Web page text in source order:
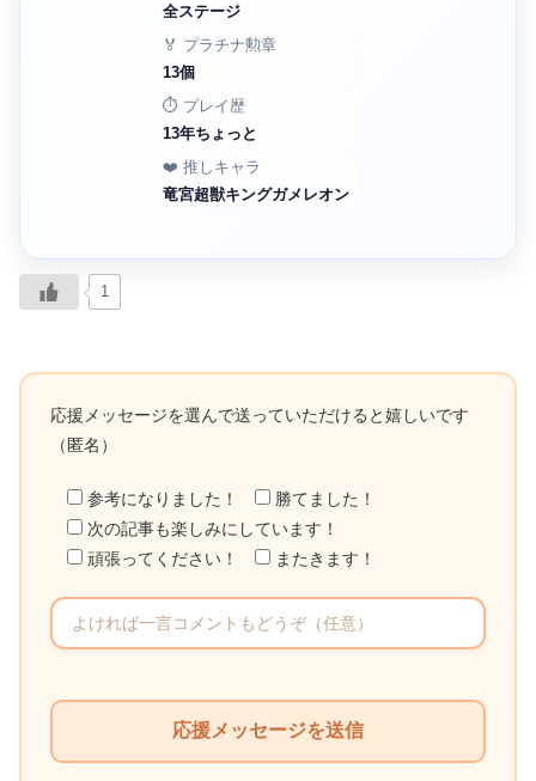
全ステージ
🏅 プラチナ勲章
13個
⏱️ プレイ歴
13年ちょっと
❤️ 推しキャラ
竜宮超獣キングガメレオン
1
応援メッセージを選んで送っていただけると嬉しいです
（匿名）
参考になりました！
勝てました！
次の記事も楽しみにしています！
頑張ってください！
またきます！